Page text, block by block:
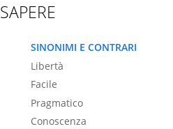
SAPERE
SINONIMI E CONTRARI
Libertà
Facile
Pragmatico
Conoscenza